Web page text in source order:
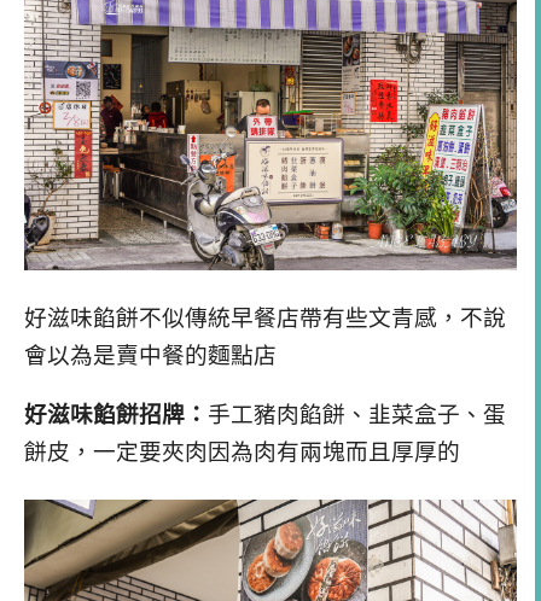
好滋味餡餅不似傳統早餐店帶有些文青感，不說
會以為是賣中餐的麵點店
好滋味餡餅招牌： 手工豬肉餡餅、韭菜盒子、蛋
餅皮，一定要夾肉因為肉有兩塊而且厚厚的